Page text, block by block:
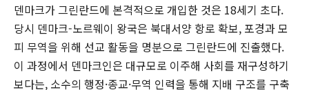
덴마크가 그린란드에 본격적으로 개입한 것은 18세기 초다.
당시 덴마크-노르웨이 왕국은 북대서양 항로 확보, 포경과 모
피 무역을 위해 선교 활동을 명분으로 그린란드에 진출했다.
이 과정에서 덴마크인은 대규모로 이주해 사회를 재구성하기
보다는, 소수의 행정·종교·무역 인력을 통해 지배 구조를 구축